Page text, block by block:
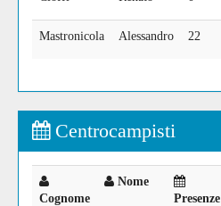
Mastronicola Alessandro 22
Centrocampisti
Cognome
Nome
Presenze